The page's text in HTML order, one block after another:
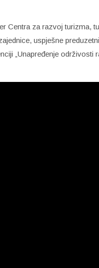
Centra za razvoj turizma,
uspješne
„Unapređenje održivosti